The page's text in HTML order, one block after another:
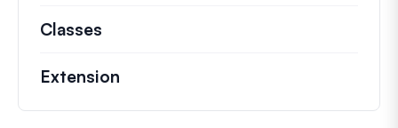
Classes
Extension